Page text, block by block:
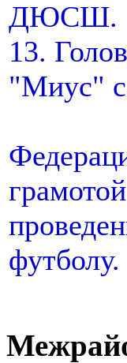
ДЮСШ.
13.
"Миус"
футболу.